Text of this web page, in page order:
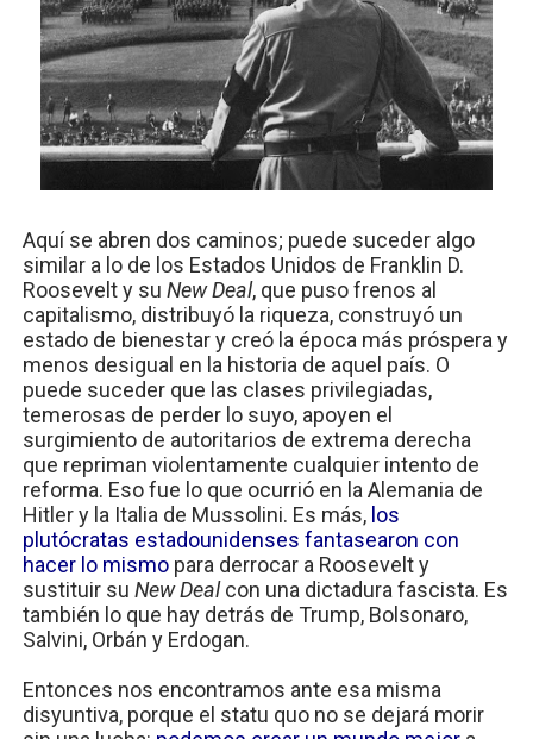
Aquí se abren dos caminos; puede suceder algo
similar a lo de los Estados Unidos de Franklin D.
Roosevelt y su New Deal, que puso frenos al
capitalismo, distribuyó la riqueza, construyó un
estado de bienestar y creó la época más próspera y
menos desigual en la historia de aquel país. O
puede suceder que las clases privilegiadas,
temerosas de perder lo suyo, apoyen el
surgimiento de autoritarios de extrema derecha
que repriman violentamente cualquier intento de
reforma. Eso fue lo que ocurrió en la Alemania de
Hitler y la Italia de Mussolini. Es más, los
plutócratas estadounidenses fantasearon con
hacer lo mismopara derrocar a Roosevelt y
sustituir su New Dealcon una dictadura fascista. Es
también lo que hay detrás de Trump, Bolsonaro,
Salvini, Orbán y Erdogan.
Entonces nos encontramos ante esa misma
disyuntiva, porque el statu quo no se dejará morir